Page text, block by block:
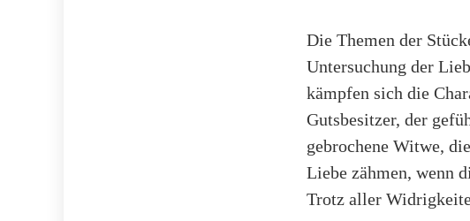
Die Themen der
Untersuchung der
kämpfen sich die
Gutsbesitzer, der
gebrochene Witwe,
Liebe zähmen, wenn
Trotz aller